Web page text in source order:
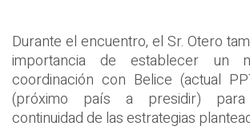
Durante el encuentro, el Sr. Otero
importancia de establecer un
coordinación con Belice (actual
(próximo país a presidir)
continuidad de las estrategias